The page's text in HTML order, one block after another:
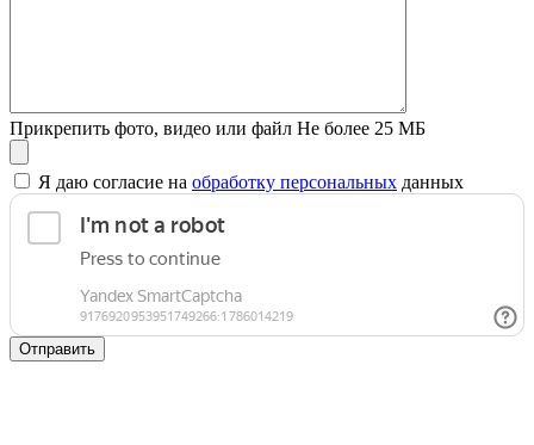
Прикрепить фото, видео или файл Не более 25 МБ
Я даю согласие на обработку персональных данных
Отправить